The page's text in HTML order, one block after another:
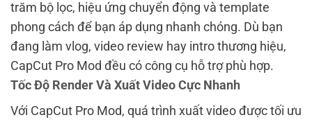
trăm bộ lọc, hiệu ứng chuyển động và template
phong cách để bạn áp dụng nhanh chóng. Dù bạn
đang làm vlog, video review hay intro thương hiệu,
CapCut Pro Mod đều có công cụ hỗ trợ phù hợp.
Tốc Độ Render Và Xuất Video Cực Nhanh
Với CapCut Pro Mod, quá trình xuất video được tối ưu